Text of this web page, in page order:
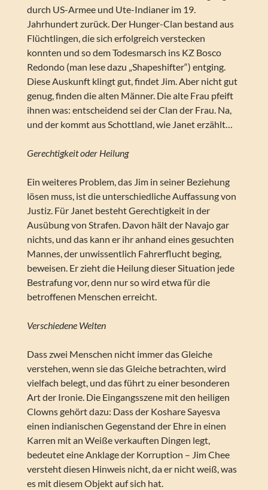
durch US-Armee und Ute-Indianer im 19.
Jahrhundert zurück. Der Hunger-Clan bestand aus
Flüchtlingen, die sich erfolgreich verstecken
konnten und so dem Todesmarsch ins KZ Bosco
Redondo (man lese dazu „Shapeshifter“) entging.
Diese Auskunft klingt gut, findet Jim. Aber nicht gut
genug, finden die alten Männer. Die alte Frau pfeift
ihnen was: entscheidend sei der Clan der Frau. Na,
und der kommt aus Schottland, wie Janet erzählt…
Gerechtigkeit oder Heilung
Ein weiteres Problem, das Jim in seiner Beziehung
lösen muss, ist die unterschiedliche Auffassung von
Justiz. Für Janet besteht Gerechtigkeit in der
Ausübung von Strafen. Davon hält der Navajo gar
nichts, und das kann er ihr anhand eines gesuchten
Mannes, der unwissentlich Fahrerflucht beging,
beweisen. Er zieht die Heilung dieser Situation jede
Bestrafung vor, denn nur so wird etwa für die
betroffenen Menschen erreicht.
Verschiedene Welten
Dass zwei Menschen nicht immer das Gleiche
verstehen, wenn sie das Gleiche betrachten, wird
vielfach belegt, und das führt zu einer besonderen
Art der Ironie. Die Eingangsszene mit den heiligen
Clowns gehört dazu: Dass der Koshare Sayesva
einen indianischen Gegenstand der Ehre in einen
Karren mit an Weiße verkauften Dingen legt,
bedeutet eine Anklage der Korruption – Jim Chee
versteht diesen Hinweis nicht, da er nicht weiß, was
es mit diesem Objekt auf sich hat.